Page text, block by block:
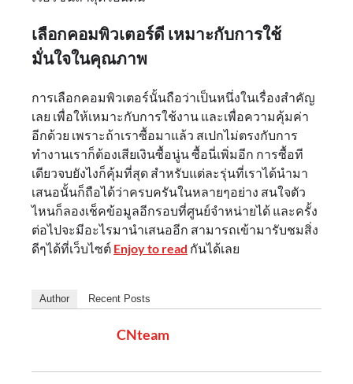
เลือกคอมพิวเตอร์ดี เหมาะกับการใช้
มั่นใจในคุณภาพ
การเลือกคอมพิวเตอร์นั้นถือว่าเป็นหนึ่งในเรื่องสำคัญ
เลย เพื่อให้เหมาะกับการใช้งาน และเพื่อความคุ้มค่า
อีกด้วย เพราะถ้าเราซื้อมาแล้ว สเปกไม่ตรงกับการ
ทำงานเราก็ต้องเสียเงินซื้อนู่น ซื้อนี่เพิ่มอีก การซื้อที
เดียวจบยังไงก็คุ้มที่สุด สำหรับแต่ละรุ่นที่เราได้นำมา
เสนอนั้นก็ถือได้ว่าครบครันในหลายๆอย่าง สนใจตัว
ไหนก็ลองเช็คข้อมูลอีกรอบที่ศูนย์จำหน่ายได้ และครั้ง
ต่อไปจะมีอะไรมานำเสนออีก สามารถเข้ามารับชมสิ่ง
ดีๆได้ที่เว็บไซต์ Enjoy to read กันได้เลย
Author Recent Posts
CNteam